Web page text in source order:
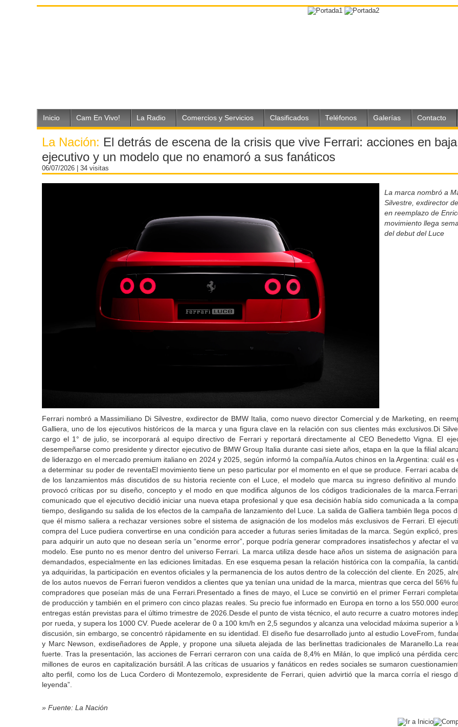
Inicio Cam En Vivo! La Radio Comercios y Servicios Clasificados Teléfonos Galerías Contacto
La Nación: El detrás de escena de la crisis que vive Ferrari: acciones en
ejecutivo y un modelo que no enamoró a sus fanáticos
06/07/2026 | 34 visitas
La marca nombró a
Silvestre, exdirector
en reemplazo de
movimiento llega
del debut del Luce
Ferrari nombró a Massimiliano Di Silvestre, exdirector de BMW Italia, como nuevo director Comercial y de Marketing, en
Galliera, uno de los ejecutivos históricos de la marca y una figura clave en la relación con sus clientes más exclusivos.Di
cargo el 1° de julio, se incorporará al equipo directivo de Ferrari y reportará directamente al CEO Benedetto Vigna. El
desempeñarse como presidente y director ejecutivo de BMW Group Italia durante casi siete años, etapa en la que la filial
de liderazgo en el mercado premium italiano en 2024 y 2025, según informó la compañía.Autos chinos en la Argentina: cuál es
a determinar su poder de reventaEl movimiento tiene un peso particular por el momento en el que se produce. Ferrari acaba
de los lanzamientos más discutidos de su historia reciente con el Luce, el modelo que marca su ingreso definitivo al
provocó críticas por su diseño, concepto y el modo en que modifica algunos de los códigos tradicionales de la
comunicado que el ejecutivo decidió iniciar una nueva etapa profesional y que esa decisión había sido comunicada a la
tiempo, desligando su salida de los efectos de la campaña de lanzamiento del Luce. La salida de Galliera también llega pocos
que él mismo saliera a rechazar versiones sobre el sistema de asignación de los modelos más exclusivos de Ferrari. El
compra del Luce pudiera convertirse en una condición para acceder a futuras series limitadas de la marca. Según explicó,
para adquirir un auto que no desean sería un “enorme error”, porque podría generar compradores insatisfechos y afectar el
modelo. Ese punto no es menor dentro del universo Ferrari. La marca utiliza desde hace años un sistema de asignación
demandados, especialmente en las ediciones limitadas. En ese esquema pesan la relación histórica con la compañía, la
ya adquiridas, la participación en eventos oficiales y la permanencia de los autos dentro de la colección del cliente. En 2025,
de los autos nuevos de Ferrari fueron vendidos a clientes que ya tenían una unidad de la marca, mientras que cerca del 56%
compradores que poseían más de una Ferrari.Presentado a fines de mayo, el Luce se convirtió en el primer Ferrari
de producción y también en el primero con cinco plazas reales. Su precio fue informado en Europa en torno a los 550.000
entregas están previstas para el último trimestre de 2026.Desde el punto de vista técnico, el auto recurre a cuatro motores
por rueda, y supera los 1000 CV. Puede acelerar de 0 a 100 km/h en 2,5 segundos y alcanza una velocidad máxima superior a
discusión, sin embargo, se concentró rápidamente en su identidad. El diseño fue desarrollado junto al estudio LoveFrom,
y Marc Newson, exdiseñadores de Apple, y propone una silueta alejada de las berlinettas tradicionales de Maranello.La
fuerte. Tras la presentación, las acciones de Ferrari cerraron con una caída de 8,4% en Milán, lo que implicó una pérdida
millones de euros en capitalización bursátil. A las críticas de usuarios y fanáticos en redes sociales se sumaron
alto perfil, como los de Luca Cordero di Montezemolo, expresidente de Ferrari, quien advirtió que la marca corría el riesgo
leyenda”.
» Fuente: La Nación